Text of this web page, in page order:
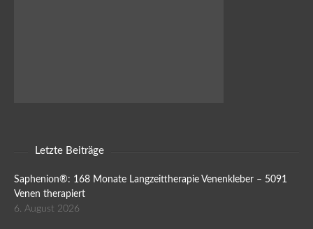
Letzte Beiträge
Saphenion®: 168 Monate Langzeittherapie Venenkleber – 5091
Venen therapiert
6. August 2026